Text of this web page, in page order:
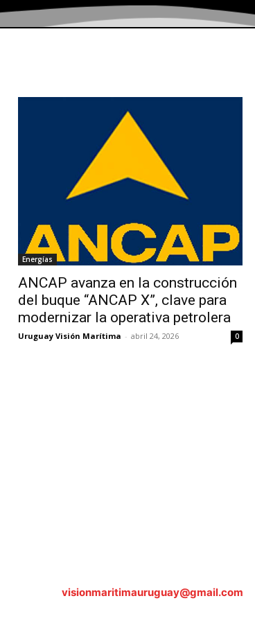
Energías
ANCAP avanza en la construcción
del buque “ANCAP X”, clave para
modernizar la operativa petrolera
Uruguay Visión Marítima - abril 24, 2026 0
visionmaritimauruguay@gmail.com